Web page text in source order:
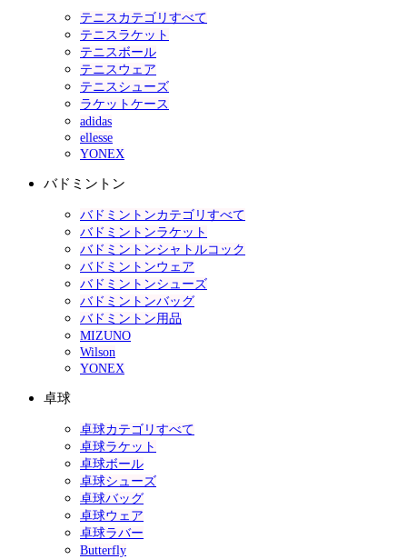
テニスカテゴリすべて
テニスラケット
テニスボール
テニスウェア
テニスシューズ
ラケットケース
adidas
ellesse
YONEX
バドミントン
バドミントンカテゴリすべて
バドミントンラケット
バドミントンシャトルコック
バドミントンウェア
バドミントンシューズ
バドミントンバッグ
バドミントン用品
MIZUNO
Wilson
YONEX
卓球
卓球カテゴリすべて
卓球ラケット
卓球ボール
卓球シューズ
卓球バッグ
卓球ウェア
卓球ラバー
Butterfly